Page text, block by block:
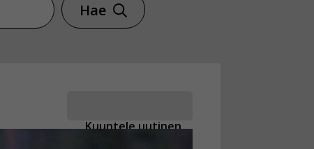
Hae
Kuuntele uutinen